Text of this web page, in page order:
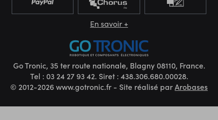
En savoir +
Go Tronic, 35 ter route nationale, Blagny 08110, France.
Tel : 03 24 27 93 42. Siret : 438.306.680.00028.
© 2012-2026 www.gotronic.fr - Site réalisé parArobases